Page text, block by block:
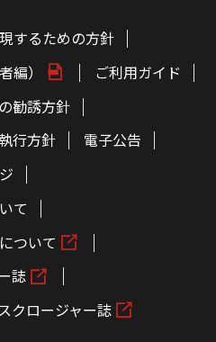
するための方針
編）
ご利用ガイド
勧誘方針
行方針
電子公告
て
ついて
誌
クロージャー誌